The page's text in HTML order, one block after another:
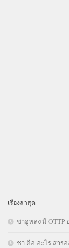
เรื่องล่าสุด
ชาอู่หลง มี
ชา คือ อะไร สาร